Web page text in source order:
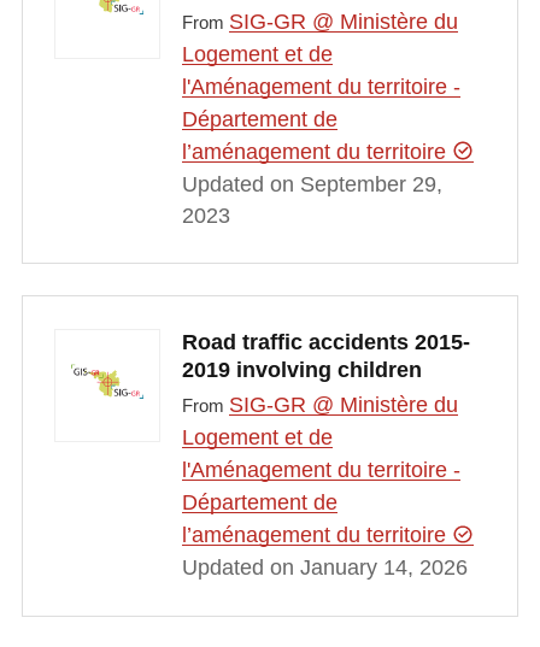
From SIG-GR @ Ministère du
Logement et de
l'Aménagement du territoire -
Département de
l’aménagement du territoire
Updated on September 29,
2023
Road traffic accidents 2015-
2019 involving children
From SIG-GR @ Ministère du
Logement et de
l'Aménagement du territoire -
Département de
l’aménagement du territoire
Updated on January 14, 2026